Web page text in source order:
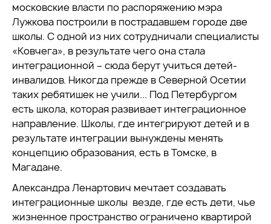
московские власти по распоряжению мэра
Лужкова построили в пострадавшем городе две
школы. С одной из них сотрудничали специалисты
«Ковчега», в результате чего она стала
интеграционной – сюда берут учиться детей-
инвалидов. Никогда прежде в Северной Осетии
таких ребятишек не учили... Под Петербургом
есть школа, которая развивает интеграционное
направление. Школы, где интегрируют детей и в
результате интеграции вынуждены менять
концепцию образования, есть в Томске, в
Магадане.
Александра Ленартович мечтает создавать
интеграционные школы везде, где есть дети, чье
жизненное пространство ограничено квартирой